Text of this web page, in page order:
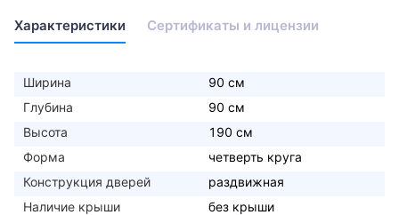
Характеристики Сертификаты и лицензии
Ширина
90 см
Глубина
90 см
Высота
190 см
Форма
четверть круга
Конструкция дверей
раздвижная
Наличие крыши
без крыши